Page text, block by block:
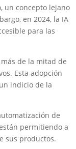
un concepto lejano
en 2024, la IA
para las
de la mitad de
Esta adopción
indicio de la
de
permitiendo a
sus productos.